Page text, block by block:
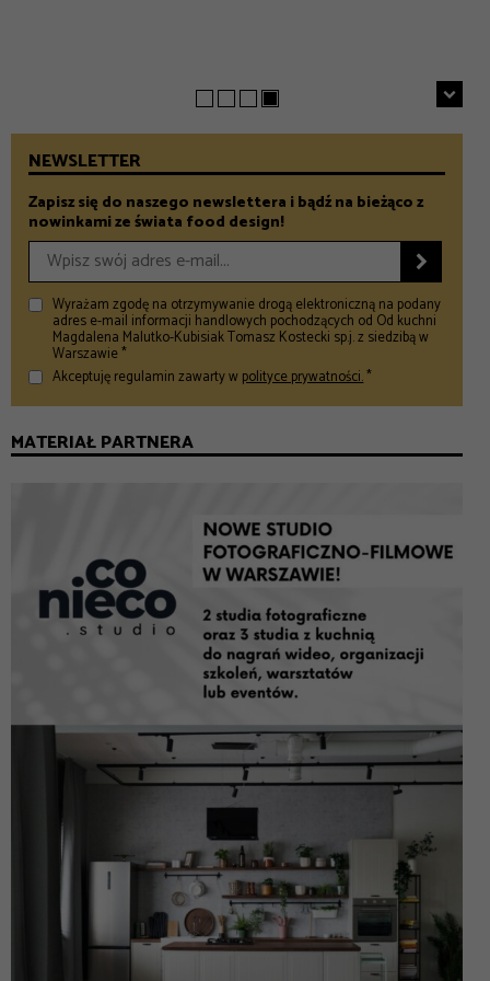
NEWSLETTER
Zapisz się do naszego newslettera i bądź na bieżąco z
nowinkami ze świata food design!

Wyrażam zgodę na otrzymywanie drogą elektroniczną na podany
adres e-mail informacji handlowych pochodzących od Od kuchni
Magdalena Malutko-Kubisiak Tomasz Kostecki sp.j. z siedzibą w
Warszawie *
Akceptuję regulamin zawarty wpolityce prywatności.*
MATERIAŁ PARTNERA